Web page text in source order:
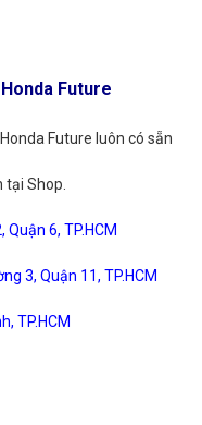
Future
Future luôn có sẵn
tại Shop.
6, TP.HCM
3, Quận 11, TP.HCM
TP.HCM